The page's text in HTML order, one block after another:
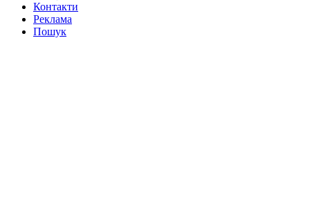
Контакти
Реклама
Пошук